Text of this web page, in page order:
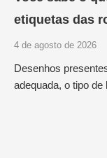
etiquetas das
4 de agosto de 2026
Desenhos
adequada, o tipo